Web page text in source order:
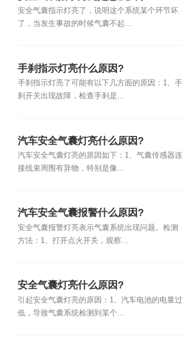
安全气囊指示灯亮了，说明这个系统某个环节坏
了，当发生事故的时候气囊不起...
手刹指示灯亮什么原因?
手刹指示灯亮了可能有以下几方面的原因：1、手
刹开关出现故障，检查手刹是...
汽车安全气囊灯亮什么原因?
汽车安全气囊灯亮的原因如下：1、气囊传感器连
接线束周围有异物，特别是像...
汽车安全气囊报警什么原因?
安全气囊报警灯亮表示气囊系统出现问题。检测
方法：1、打开点火开关，观察...
安全气囊灯亮什么原因?
引起安全气囊灯亮的原因：1、汽车电池的电量过
低，导致气囊系统检测到某个...